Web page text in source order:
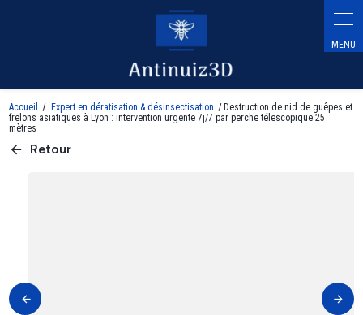
Accueil Expert en dératisation & désinsectisation
Destruction de nid de guêpes et
frelons asiatiques à Lyon : intervention urgente 7j/7 par perche télescopique 25
mètres
Retour